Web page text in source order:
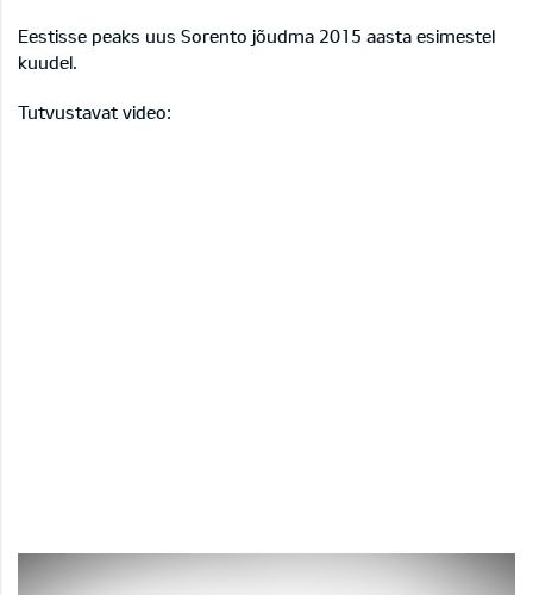
Eestisse peaks uus Sorento jõudma 2015 aasta esimestel
kuudel.
Tutvustavat video: